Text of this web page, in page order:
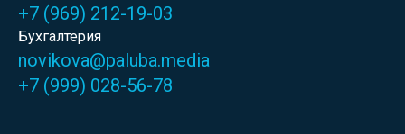
+7 (969) 212-19-03
Бухгалтерия
novikova@paluba.media
+7 (999) 028-56-78